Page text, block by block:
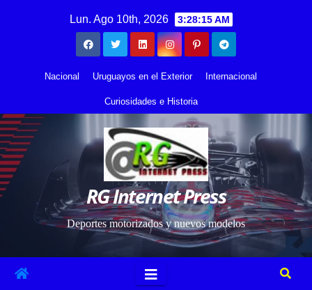
Lun. Ago 10th, 2026 3:28:15 AM
Nacional Uruguayos en el Exterior Internacional
Curiosidades e Historia
RG Internet Press
Deportes motorizados y nuevos modelos